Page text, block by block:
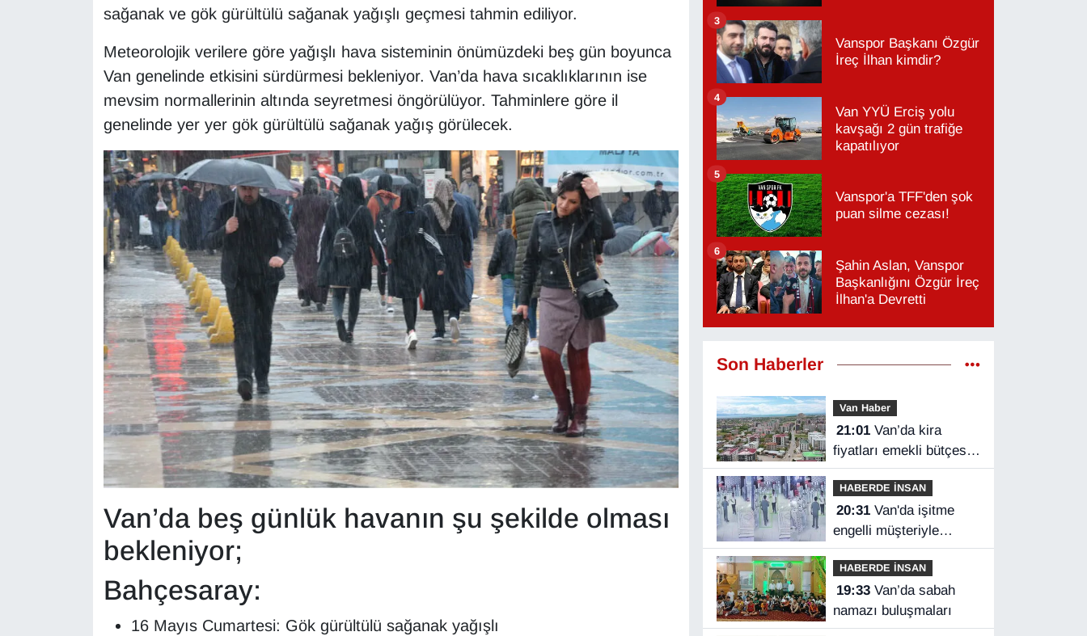
sağanak ve gök gürültülü sağanak yağışlı geçmesi tahmin ediliyor.
Meteorolojik verilere göre yağışlı hava sisteminin önümüzdeki beş gün boyunca
Van genelinde etkisini sürdürmesi bekleniyor. Van’da hava sıcaklıklarının ise
mevsim normallerinin altında seyretmesi öngörülüyor. Tahminlere göre il
genelinde yer yer gök gürültülü sağanak yağış görülecek.
Van’da beş günlük havanın şu şekilde olması
bekleniyor;
Bahçesaray:
16 Mayıs Cumartesi: Gök gürültülü sağanak yağışlı
Vanspor Başkanı Özgür
İreç İlhan kimdir?
3
Van YYÜ Erciş yolu
kavşağı 2 gün trafiğe
kapatılıyor
4
Vanspor'a TFF'den şok
puan silme cezası!
5
Şahin Aslan, Vanspor
Başkanlığını Özgür İreç
İlhan'a Devretti
6
Son Haberler
Van Haber
21:01Van’da kira
fiyatları emekli bütçesini
zorluyor
HABERDE İNSAN
20:31Van'da işitme
engelli müşteriyle
halaylı pazarlık
gülümsetti
HABERDE İNSAN
19:33Van’da sabah
namazı buluşmaları
Kamu Alımları
Kim Kimdir?
Kültür & Sanat
MAGAZİN
ONE EKONOMİ
POLİTİKA
Resmi İlanlar
RÖPORTAJ
Sinema - TV